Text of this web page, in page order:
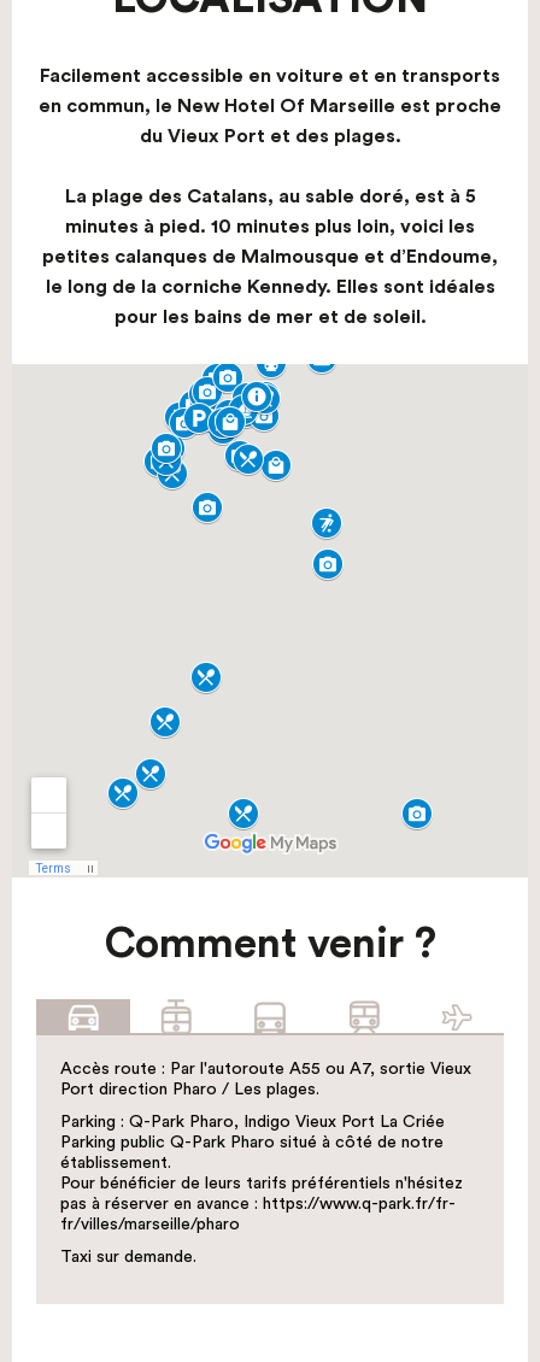
Facilement accessible en voiture et en transports
en commun, le New Hotel Of Marseille est proche
du Vieux Port et des plages.
La plage des Catalans, au sable doré, est à 5
minutes à pied. 10 minutes plus loin, voici les
petites calanques de Malmousque et d’Endoume,
le long de la corniche Kennedy. Elles sont idéales
pour les bains de mer et de soleil.
Comment venir ?
Accès route : Par l'autoroute A55 ou A7, sortie Vieux
Port direction Pharo / Les plages.
Parking : Q-Park Pharo, Indigo Vieux Port La Criée
Parking public Q-Park Pharo situé à côté de notre
établissement.
Pour bénéficier de leurs tarifs préférentiels n'hésitez
pas à réserver en avance : https://www.q-park.fr/fr-
fr/villes/marseille/pharo
Taxi sur demande.